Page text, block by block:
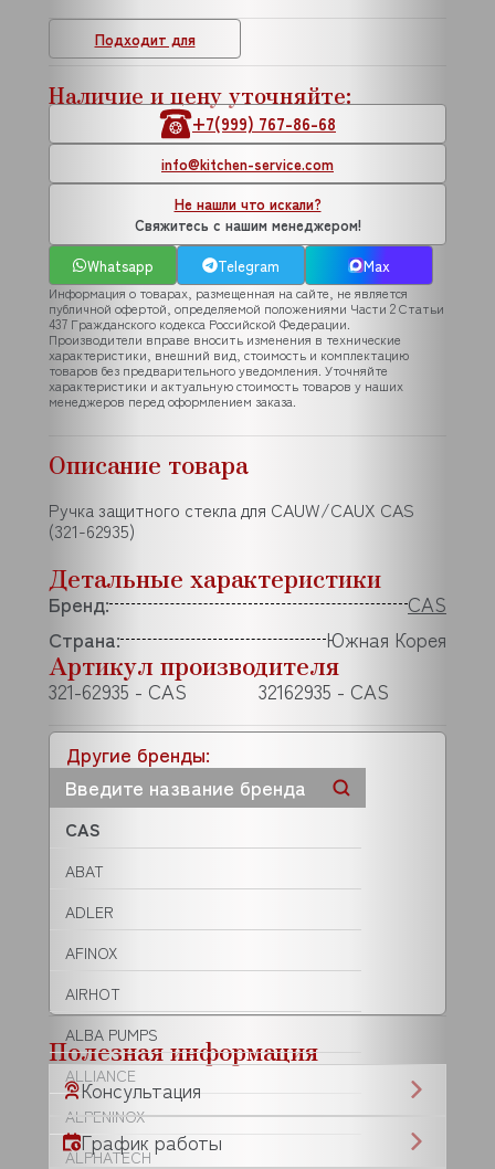
Другие бренды:
CAS
ABAT
ADLER
AFINOX
AIRHOT
ALBA PUMPS
ALLIANCE
ALPENINOX
ALPHATECH
Подходит для
Наличие и цену уточняйте:
+7(999) 767-86-68
info@kitchen-service.com
Не нашли что искали?
Свяжитесь с нашим менеджером!
Whatsapp
Telegram Max
Информация о товарах, размещенная на сайте, не является
публичной офертой, определяемой положениями Части 2 Статьи
437 Гражданского кодекса Российской Федерации.
Производители вправе вносить изменения в технические
характеристики, внешний вид, стоимость и комплектацию
товаров без предварительного уведомления. Уточняйте
характеристики и актуальную стоимость товаров у наших
менеджеров перед оформлением заказа.
Описание товара
Ручка защитного стекла для CAUW/CAUX CAS
(321-62935)
Детальные характеристики
Бренд:
CAS
Страна:
Южная Корея
Артикул производителя
321-62935 - CAS 32162935 - CAS
Полезная информация
Консультация
График работы